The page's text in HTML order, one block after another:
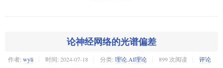
论神经网络的光谱偏差
作者: wyli 时间: 2024-07-18 分类: 理论 AI理论 899 次阅读 评论